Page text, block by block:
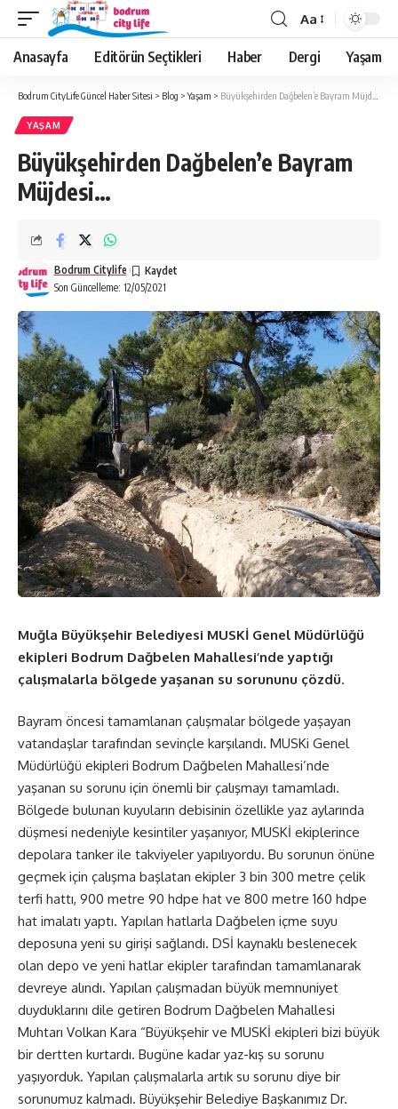
Aa
Anasayfa Editörün Seçtikleri Haber Dergi Yaşam
Bodrum CityLife Güncel Haber Sitesi > Blog >Yaşam > Büyükşehirden Dağbelen’e Bayram Müjdesi…
YAŞAM
Büyükşehirden Dağbelen’e Bayram
Müjdesi…
Son Güncelleme: 12/05/2021
Bodrum Citylife
Muğla Büyükşehir Belediyesi MUSKİ Genel Müdürlüğü
ekipleri Bodrum Dağbelen Mahallesi’nde yaptığı
çalışmalarla bölgede yaşanan su sorununu çözdü.
Bayram öncesi tamamlanan çalışmalar bölgede yaşayan
vatandaşlar tarafından sevinçle karşılandı. MUSKi Genel
Müdürlüğü ekipleri Bodrum Dağbelen Mahallesi’nde
yaşanan su sorunu için önemli bir çalışmayı tamamladı.
Bölgede bulunan kuyuların debisinin özellikle yaz aylarında
düşmesi nedeniyle kesintiler yaşanıyor, MUSKİ ekiplerince
depolara tanker ile takviyeler yapılıyordu. Bu sorunun önüne
geçmek için çalışma başlatan ekipler 3 bin 300 metre çelik
terfi hattı, 900 metre 90 hdpe hat ve 800 metre 160 hdpe
hat imalatı yaptı. Yapılan hatlarla Dağbelen içme suyu
deposuna yeni su girişi sağlandı. DSİ kaynaklı beslenecek
olan depo ve yeni hatlar ekipler tarafından tamamlanarak
devreye alındı. Yapılan çalışmadan büyük memnuniyet
duyduklarını dile getiren Bodrum Dağbelen Mahallesi
Muhtarı Volkan Kara “Büyükşehir ve MUSKİ ekipleri bizi büyük
bir dertten kurtardı. Bugüne kadar yaz-kış su sorunu
yaşıyorduk. Yapılan çalışmalarla artık su sorunu diye bir
sorunumuz kalmadı. Büyükşehir Belediye Başkanımız Dr.